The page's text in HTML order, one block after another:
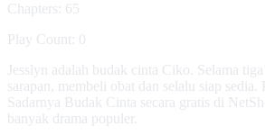
Chapters: 65
Play Count: 0
Jesslyn adalah budak cinta Ciko. Selama tiga
sarapan, membeli obat dan selalu siap sedia.
Sadarnya Budak Cinta secara gratis di
banyak drama populer.